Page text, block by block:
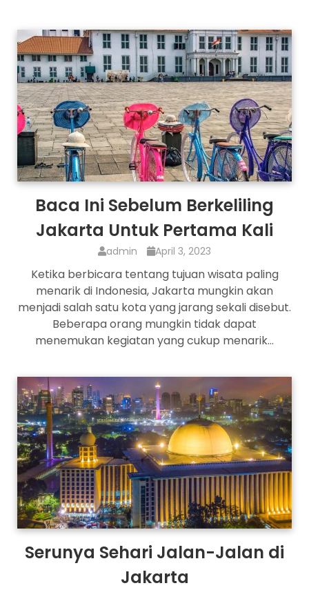
Baca Ini Sebelum Berkeliling
Jakarta Untuk Pertama Kali
admin April 3, 2023
Ketika berbicara tentang tujuan wisata paling
menarik di Indonesia, Jakarta mungkin akan
menjadi salah satu kota yang jarang sekali disebut.
Beberapa orang mungkin tidak dapat
menemukan kegiatan yang cukup menarik…
Serunya Sehari Jalan-Jalan di
Jakarta